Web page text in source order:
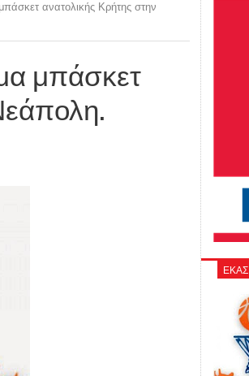
ανατολικής Κρήτης στην
μπάσκετ